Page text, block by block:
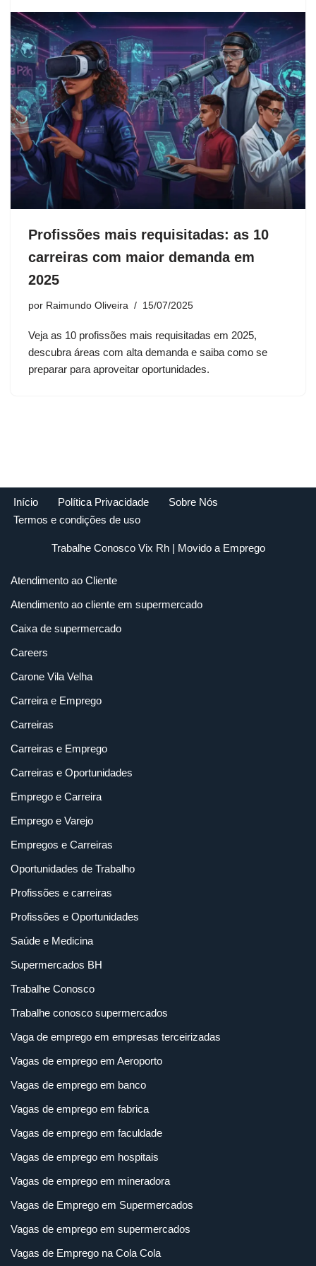
Profissões mais requisitadas: as 10
carreiras com maior demanda em
2025
por Raimundo Oliveira 15/07/2025
Veja as 10 profissões mais requisitadas em 2025,
descubra áreas com alta demanda e saiba como se
preparar para aproveitar oportunidades.
Início Política Privacidade
Sobre Nós
Termos e condições de uso
Trabalhe Conosco Vix Rh| Movido a Emprego
Atendimento ao Cliente
Atendimento ao cliente em supermercado
Caixa de supermercado
Careers
Carone Vila Velha
Carreira e Emprego
Carreiras
Carreiras e Emprego
Carreiras e Oportunidades
Emprego e Carreira
Emprego e Varejo
Empregos e Carreiras
Oportunidades de Trabalho
Profissões e carreiras
Profissões e Oportunidades
Saúde e Medicina
Supermercados BH
Trabalhe Conosco
Trabalhe conosco supermercados
Vaga de emprego em empresas terceirizadas
Vagas de emprego em Aeroporto
Vagas de emprego em banco
Vagas de emprego em fabrica
Vagas de emprego em faculdade
Vagas de emprego em hospitais
Vagas de emprego em mineradora
Vagas de Emprego em Supermercados
Vagas de emprego em supermercados
Vagas de Emprego na Cola Cola